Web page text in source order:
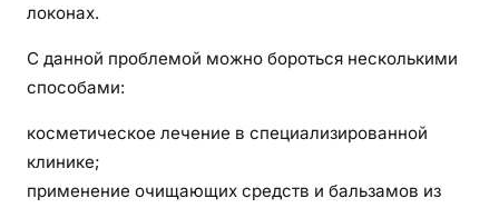
локонах.
С данной проблемой можно бороться несколькими
способами:
косметическое лечение в специализированной
клинике;
применение очищающих средств и бальзамов из